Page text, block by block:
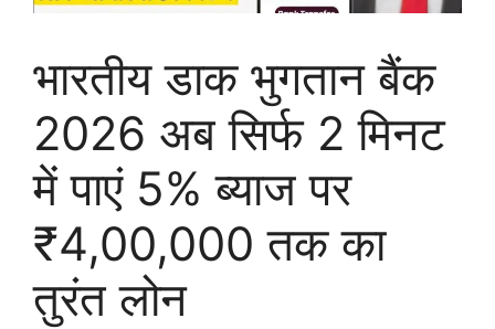
भारतीय डाक भुगतान बैंक
2026 अब सिर्फ 2 मिनट
में पाएं 5% ब्याज पर
₹4,00,000 तक का
तुरंत लोन